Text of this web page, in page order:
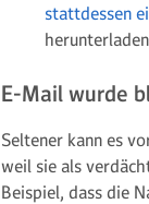
stattdessen
E-Mail wurde
Seltener kann es
weil sie als
Beispiel, dass die